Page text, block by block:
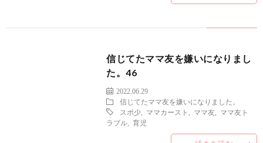
信じてたママ友を嫌いになりまし
た。46
2022.06.29
信じてたママ友を嫌いになりました。
スポ少
ママカースト ママ友
ママ友ト
ラブル ,育児